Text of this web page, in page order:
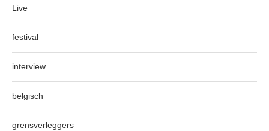
Live
festival
interview
belgisch
grensverleggers